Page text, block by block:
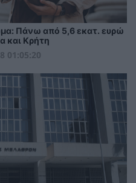
Πάνω από 5,6 εκατ. ευρώ
και Κρήτη
01:05:20